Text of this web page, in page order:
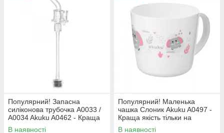
Популярний! Запасна
силіконова трубочка A0033 /
A0034 Akuku A0462 - Краща
якість тільки на
В наявності
Популярний! Маленька
чашка Слоник Akuku A0497 -
Краща якість тільки на
Nukleon.com.ua
В наявності